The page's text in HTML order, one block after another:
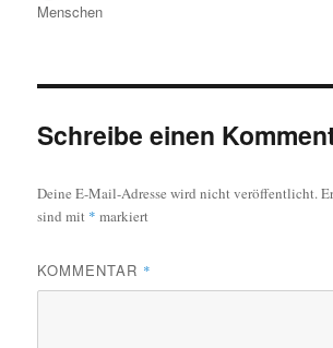
Menschen
Schreibe einen
Deine E-Mail-Adresse wird nicht veröffentlicht.
sind mit * markiert
KOMMENTAR *